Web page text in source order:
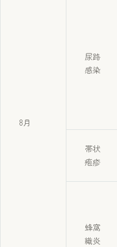
8月
尿路
感染
帯状
疱疹
蜂窩
織炎